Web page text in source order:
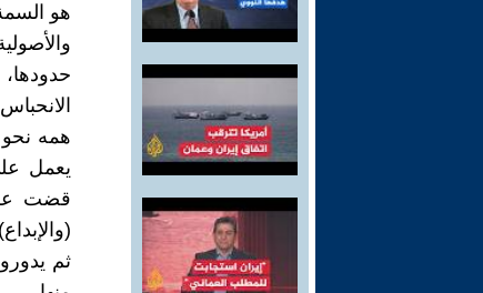
هو
همه نحو
يعمل
قضت على
ثم